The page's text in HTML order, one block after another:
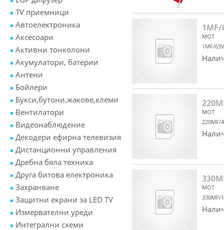
TV приемници
Автоелектроника
Аксесоари
Активни тонколони
Акумулатори, батерии
Антени
Бойлери
Букси,бутони,жакове,клеми
Вентилатори
Видеонаблюдение
Декодери ефирна телевизия
Дистанционни управления
Дребна бяла техника
Друга битова електроника
Захранване
Защитни екрани за LED TV
Измервателни уреди
Интегрални схеми
1MF/
MOT
1MF/
MOT
220MF/
MOT
330MF/